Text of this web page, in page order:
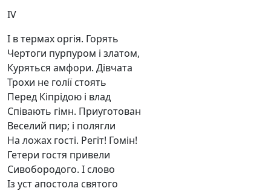
IV
І в термах оргія. Горять
Чертоги пурпуром і златом,
Куряться амфори. Дівчата
Трохи не голії стоять
Перед Кіпрідою і влад
Співають гімн. Приуготован
Веселий пир; і полягли
На ложах гості. Регіт! Гомін!
Гетери гостя привели
Сивобородого. І слово
Із уст апостола святого